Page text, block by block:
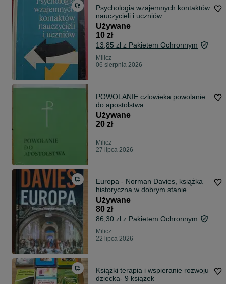
Psychologia wzajemnych kontaktów
nauczycieli i uczniów
Używane
10 zł
13,85 zł z Pakietem Ochronnym
Milicz
06 sierpnia 2026
POWOLANIE czlowieka powolanie
do apostolstwa
Używane
20 zł
Milicz
27 lipca 2026
Europa - Norman Davies, książka
historyczna w dobrym stanie
Używane
80 zł
86,30 zł z Pakietem Ochronnym
Milicz
22 lipca 2026
Książki terapia i wspieranie rozwoju
dziecka- 9 książek